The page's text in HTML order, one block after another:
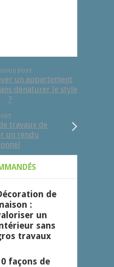
POST
un appartement
dénaturer le style
?
travaux de
un rendu
de
:
un
sans
travaux
façons de